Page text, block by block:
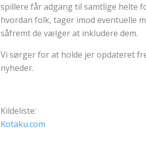
spillere får adgang til samtlige helte
hvordan folk, tager imod eventuelle
såfremt de vælger at inkludere dem.
Vi sørger for at holde jer opdateret
nyheder.
Kildeliste:
Kotaku.com